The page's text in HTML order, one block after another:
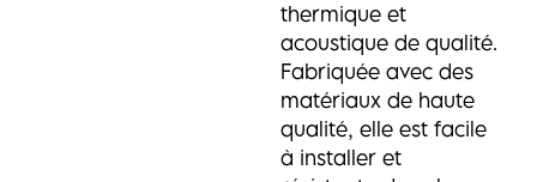
thermique et
acoustique de qualité.
Fabriquée avec des
matériaux de haute
qualité, elle est facile
à installer et